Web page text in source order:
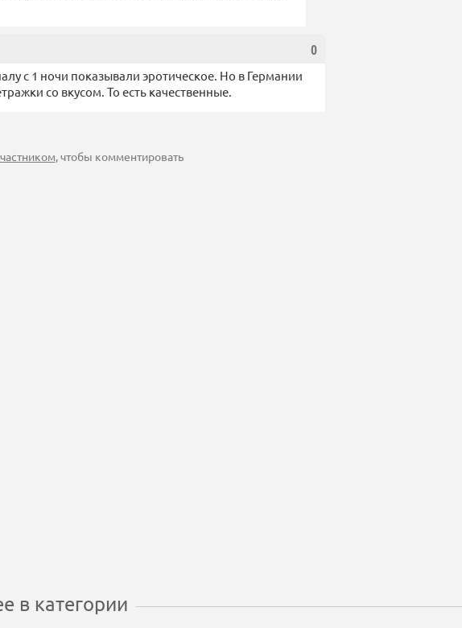
0
с 1 ночи показывали эротическое. Но в Германии
со вкусом. То есть качественные.
, чтобы комментировать
в категории